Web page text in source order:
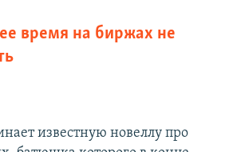
время на биржах не
известную новеллу про